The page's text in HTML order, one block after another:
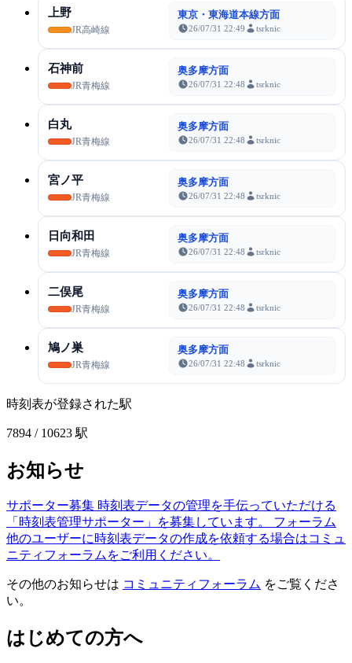
上野
JR高崎線
東京・東海道本線方面
26/07/31 22:49 tsrknic
石神前
JR青梅線
奥多摩方面
26/07/31 22:48 tsrknic
白丸
JR青梅線
奥多摩方面
26/07/31 22:48 tsrknic
宮ノ平
JR青梅線
奥多摩方面
26/07/31 22:48 tsrknic
日向和田
JR青梅線
奥多摩方面
26/07/31 22:48 tsrknic
二俣尾
JR青梅線
奥多摩方面
26/07/31 22:48 tsrknic
鳩ノ巣
JR青梅線
奥多摩方面
26/07/31 22:48 tsrknic
時刻表が登録された駅
7894 / 10623 駅
お知らせ
サポーター募集 時刻表データの管理を手伝っていただける
「時刻表管理サポーター」を募集しています。
フォーラム
他のユーザーに時刻表データの作成を依頼する場合はコミュ
ニティフォーラムをご利用ください。
その他のお知らせは コミュニティフォーラム をご覧くださ
い。
はじめての方へ